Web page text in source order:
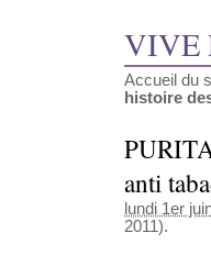
VIVE
Accueil du
histoire
anti
lundi 1er
2011).